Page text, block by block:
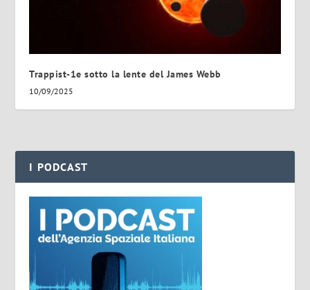
Trappist-1e sotto la lente del James Webb
10/09/2025
I PODCAST